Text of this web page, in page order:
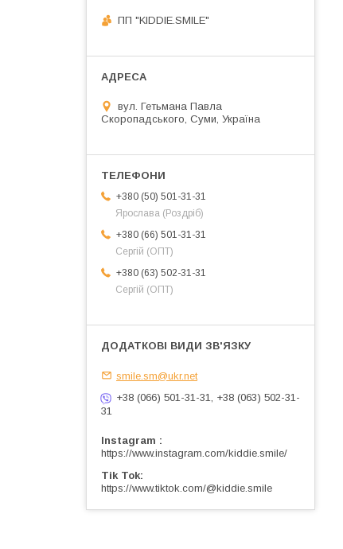
ПП "KIDDIE.SMILE"
вул. Гетьмана Павла
Скоропадського, Суми, Україна
+380 (50) 501-31-31
Ярослава (Роздріб)
+380 (66) 501-31-31
Сергій (ОПТ)
+380 (63) 502-31-31
Сергій (ОПТ)
smile.sm@ukr.net
+38 (066) 501-31-31, +38 (063) 502-31-
31
Instagram
https://www.instagram.com/kiddie.smile/
Tik Tok
https://www.tiktok.com/@kiddie.smile